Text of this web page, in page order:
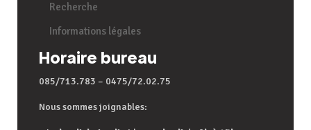
Recherche
Informations légales
Horaire bureau
085/713.783 – 0475/72.02.75
Nous sommes joignables: